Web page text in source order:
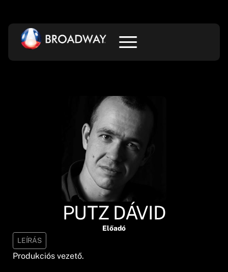
PUTZ DÁVID
Előadó
LEÍRÁS
Produkciós vezető.